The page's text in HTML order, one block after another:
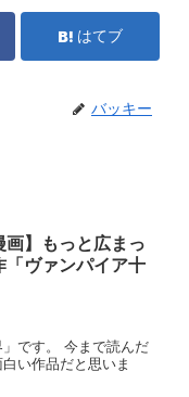
はてブ
バッキー
画】もっと広まっ
「ヴァンパイア十
です。 今まで読んだ
い作品だと思いま